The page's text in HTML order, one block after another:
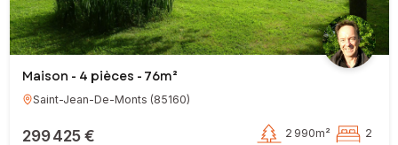
Maison - 4 pièces - 76m²
Saint-Jean-De-Monts (85160)
299 425 € 2 990m² 2